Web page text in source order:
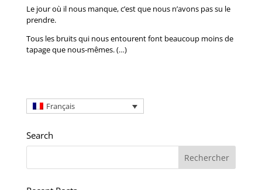
Le jour où il nous manque, c’est que nous n’avons pas su le
prendre.
Tous les bruits qui nous entourent font beaucoup moins de
tapage que nous-mêmes. (…)
Français
Search